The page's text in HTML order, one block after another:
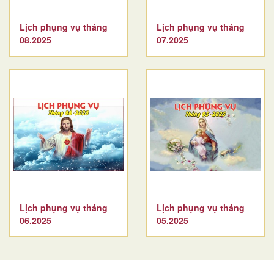
Lịch phụng vụ tháng
08.2025
Lịch phụng vụ tháng
07.2025
Lịch phụng vụ tháng
06.2025
Lịch phụng vụ tháng
05.2025